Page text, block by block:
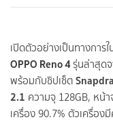
เปิดตัวอย่างเป็นทางการ
OPPO Reno 4รุ่นล่าสุด
พร้อมกับชิปเซ็ต
2.1 ความจุ 128GB, หน้
เครื่อง 90.7% ตัวเครื่อ